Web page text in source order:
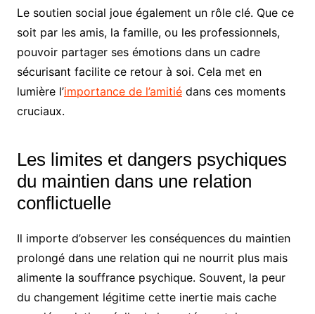
Le soutien social joue également un rôle clé. Que ce
soit par les amis, la famille, ou les professionnels,
pouvoir partager ses émotions dans un cadre
sécurisant facilite ce retour à soi. Cela met en
lumière l’importance de l’amitiédans ces moments
cruciaux.
Les limites et dangers psychiques
du maintien dans une relation
conflictuelle
Il importe d’observer les conséquences du maintien
prolongé dans une relation qui ne nourrit plus mais
alimente la souffrance psychique. Souvent, la peur
du changement légitime cette inertie mais cache